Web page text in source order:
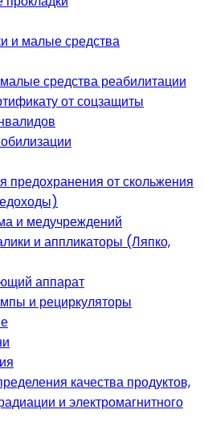
и малые средства
средства реабилитации
от соцзащиты
предохранения от скольжения
и медучреждений
и аппликаторы (Ляпко,
аппарат
и рециркуляторы
качества продуктов,
и электромагнитного